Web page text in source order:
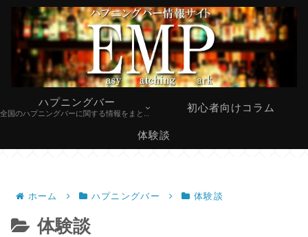
ハプニングバー
全国のハプニングバーに関する情報をまとめています。 初心者向けコラム
体験談
ホーム ハプニングバー 体験談
体験談